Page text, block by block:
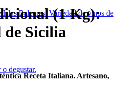
Baleares. Variedad de vinos de
degustar.
(1 Kg):
de Sicilia
Receta Italiana. Artesano,